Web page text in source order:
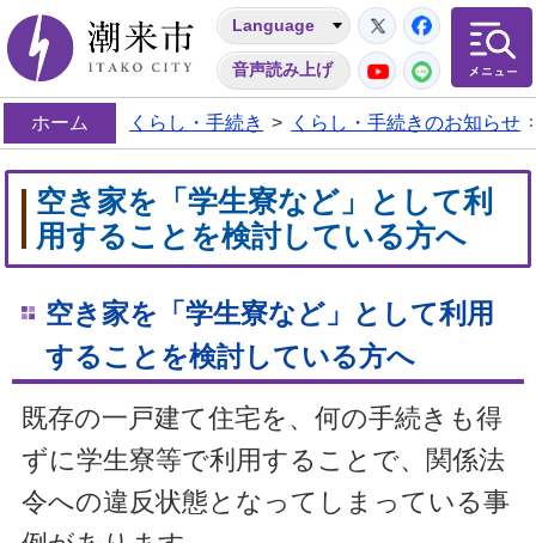
潮来市
Language
音声読み上げ
Twitter
YouTube
LINE
ホーム くらし・手続き > くらし・手続きのお知らせ
空き家を「学生寮など」として利
用することを検討している方へ
空き家を「学生寮など」として利用
することを検討している方へ
既存の一戸建て住宅を、何の手続きも得
ずに学生寮等で利用することで、関係法
令への違反状態となってしまっている事